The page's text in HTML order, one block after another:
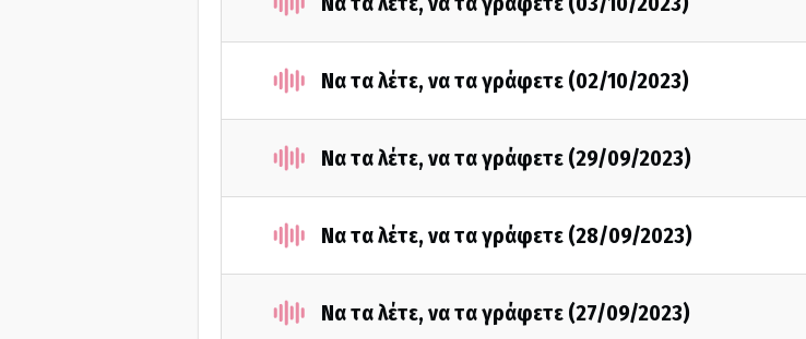
Να τα λέτε, να τα γράφετε (02/10/2023)
Να τα λέτε, να τα γράφετε (29/09/2023)
Να τα λέτε, να τα γράφετε (28/09/2023)
Να τα λέτε, να τα γράφετε (27/09/2023)